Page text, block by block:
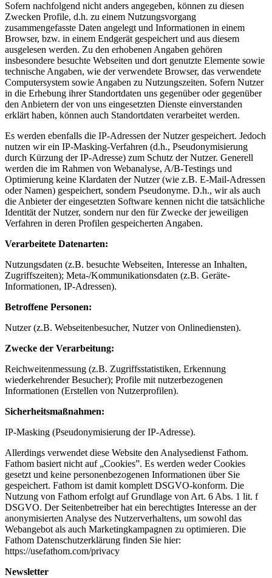
Sofern nachfolgend nicht anders angegeben, können zu diesen
Zwecken Profile, d.h. zu einem Nutzungsvorgang
zusammengefasste Daten angelegt und Informationen in einem
Browser, bzw. in einem Endgerät gespeichert und aus diesem
ausgelesen werden. Zu den erhobenen Angaben gehören
insbesondere besuchte Webseiten und dort genutzte Elemente sowie
technische Angaben, wie der verwendete Browser, das verwendete
Computersystem sowie Angaben zu Nutzungszeiten. Sofern Nutzer
in die Erhebung ihrer Standortdaten uns gegenüber oder gegenüber
den Anbietern der von uns eingesetzten Dienste einverstanden
erklärt haben, können auch Standortdaten verarbeitet werden.
Es werden ebenfalls die IP-Adressen der Nutzer gespeichert. Jedoch
nutzen wir ein IP-Masking-Verfahren (d.h., Pseudonymisierung
durch Kürzung der IP-Adresse) zum Schutz der Nutzer. Generell
werden die im Rahmen von Webanalyse, A/B-Testings und
Optimierung keine Klardaten der Nutzer (wie z.B. E-Mail-Adressen
oder Namen) gespeichert, sondern Pseudonyme. D.h., wir als auch
die Anbieter der eingesetzten Software kennen nicht die tatsächliche
Identität der Nutzer, sondern nur den für Zwecke der jeweiligen
Verfahren in deren Profilen gespeicherten Angaben.
Verarbeitete Datenarten:
Nutzungsdaten (z.B. besuchte Webseiten, Interesse an Inhalten,
Zugriffszeiten); Meta-/Kommunikationsdaten (z.B. Geräte-
Informationen, IP-Adressen).
Betroffene Personen:
Nutzer (z.B. Webseitenbesucher, Nutzer von Onlinediensten).
Zwecke der Verarbeitung:
Reichweitenmessung (z.B. Zugriffsstatistiken, Erkennung
wiederkehrender Besucher); Profile mit nutzerbezogenen
Informationen (Erstellen von Nutzerprofilen).
Sicherheitsmaßnahmen:
IP-Masking (Pseudonymisierung der IP-Adresse).
Allerdings verwendet diese Website den Analysedienst Fathom.
Fathom basiert nicht auf „Cookies”. Es werden weder Cookies
gesetzt und keine personenbezogenen Informationen über Sie
gespeichert. Fathom ist damit komplett DSGVO-konform. Die
Nutzung von Fathom erfolgt auf Grundlage von Art. 6 Abs. 1 lit. f
DSGVO. Der Seitenbetreiber hat ein berechtigtes Interesse an der
anonymisierten Analyse des Nutzerverhaltens, um sowohl das
Webangebot als auch Marketingkampagnen zu optimieren. Die
Fathom Datenschutzerklärung finden Sie hier:
https://usefathom.com/privacy
Newsletter